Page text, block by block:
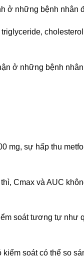
ở những bệnh nhân
ở những bệnh
mg, sự hấp thu
Cmax và AUC
soát tương tự như
soát có thể so